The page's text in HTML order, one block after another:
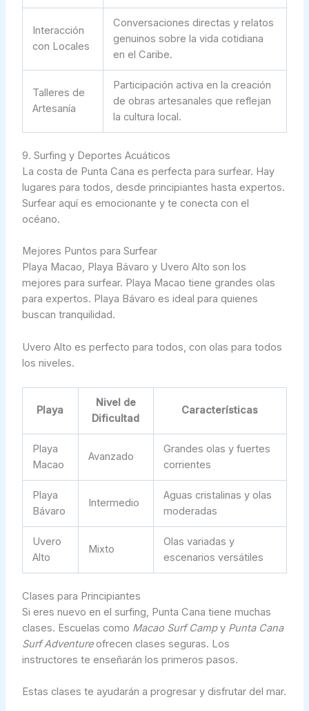
Interacción
con Locales
Conversaciones directas y relatos
genuinos sobre la vida cotidiana
en el Caribe.
Talleres de
Artesanía
Participación activa en la creación
de obras artesanales que reflejan
la cultura local.
9. Surfing y Deportes Acuáticos
La costa de Punta Cana es perfecta para surfear. Hay
lugares para todos, desde principiantes hasta expertos.
Surfear aquí es emocionante y te conecta con el
océano.
Mejores Puntos para Surfear
Playa Macao, Playa Bávaro y Uvero Alto son los
mejores para surfear. Playa Macao tiene grandes olas
para expertos. Playa Bávaro es ideal para quienes
buscan tranquilidad.
Uvero Alto es perfecto para todos, con olas para todos
los niveles.
Playa
Nivel de
Dificultad
Características
Playa
Macao
Avanzado
Grandes olas y fuertes
corrientes
Playa
Bávaro
Intermedio
Aguas cristalinas y olas
moderadas
Uvero
Alto
Mixto
Olas variadas y
escenarios versátiles
Clases para Principiantes
Si eres nuevo en el surfing, Punta Cana tiene muchas
clases. Escuelas como Macao Surf Campy Punta Cana
Surf Adventureofrecen clases seguras. Los
instructores te enseñarán los primeros pasos.
Estas clases te ayudarán a progresar y disfrutar del mar.